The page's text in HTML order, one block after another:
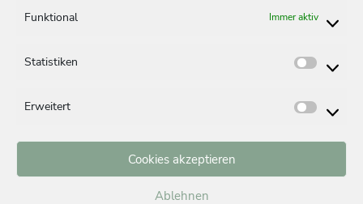
Funktional Immer aktiv
Statistiken
Erweitert
Cookies akzeptieren
Ablehnen
Neubauprojekte in München
Mehrfamilienhaus Kapitalanlage München
Wohnung kaufen München